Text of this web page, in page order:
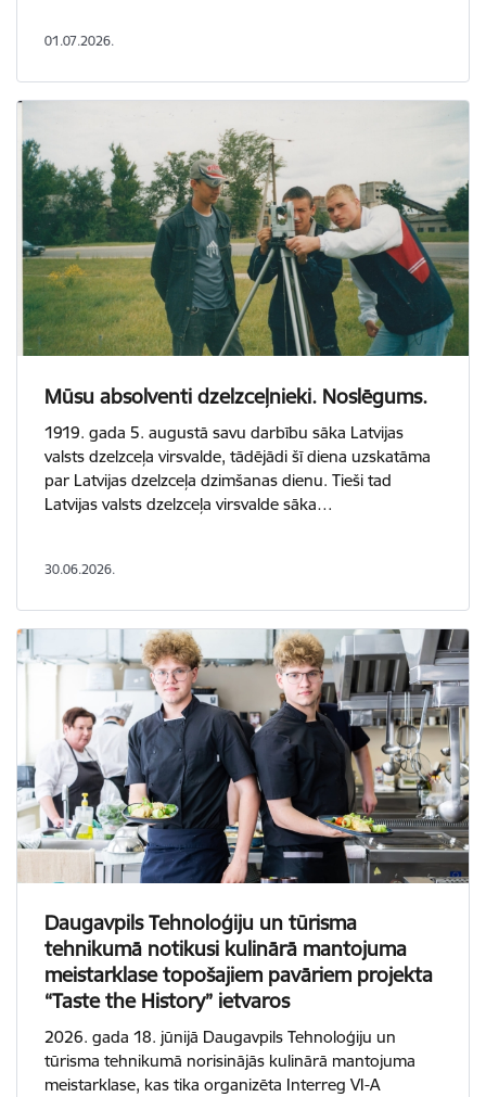
01.07.2026.
Mūsu absolventi dzelzceļnieki. Noslēgums.
1919. gada 5. augustā savu darbību sāka Latvijas
valsts dzelzceļa virsvalde, tādējādi šī diena uzskatāma
par Latvijas dzelzceļa dzimšanas dienu. Tieši tad
Latvijas valsts dzelzceļa virsvalde sāka…
30.06.2026.
Daugavpils Tehnoloģiju un tūrisma
tehnikumā notikusi kulinārā mantojuma
meistarklase topošajiem pavāriem projekta
“Taste the History” ietvaros
2026. gada 18. jūnijā Daugavpils Tehnoloģiju un
tūrisma tehnikumā norisinājās kulinārā mantojuma
meistarklase, kas tika organizēta Interreg VI-A